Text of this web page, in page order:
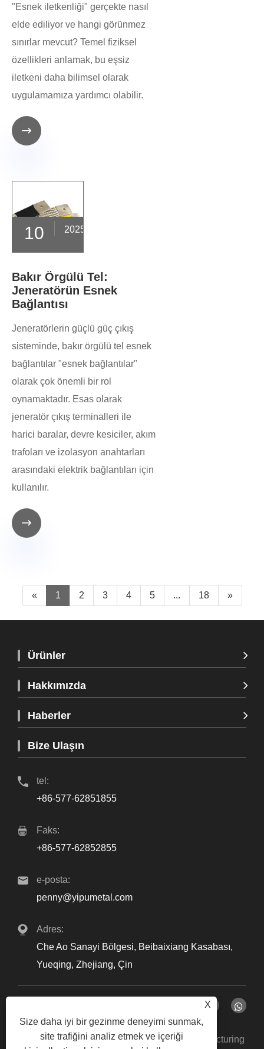
"Esnek iletkenliği" gerçekte nasıl
elde ediliyor ve hangi görünmez
sınırlar mevcut? Temel fiziksel
özellikleri anlamak, bu eşsiz
iletkeni daha bilimsel olarak
uygulamamıza yardımcı olabilir.

10 2025-12
Bakır Örgülü Tel:
Jeneratörün Esnek
Bağlantısı
Jeneratörlerin güçlü güç çıkış
sisteminde, bakır örgülü tel esnek
bağlantılar "esnek bağlantılar"
olarak çok önemli bir rol
oynamaktadır. Esas olarak
jeneratör çıkış terminalleri ile
harici baralar, devre kesiciler, akım
trafoları ve izolasyon anahtarları
arasındaki elektrik bağlantıları için
kullanılır.

« 1 2 3 4 5 ... 18 »
Ürünler
Hakkımızda
Haberler
Bize Ulaşın
tel:
+86-577-62851855
Faks:
+86-577-62852855
e-posta:
penny@yipumetal.com
Adres:
Che Ao Sanayi Bölgesi, Beibaixiang Kasabası,
Yueqing, Zhejiang, Çin
Telif Hakkı © 2024 Zhejiang Yipu Metal Manufacturing
X
Size daha iyi bir gezinme deneyimi sunmak,
site trafiğini analiz etmek ve içeriği